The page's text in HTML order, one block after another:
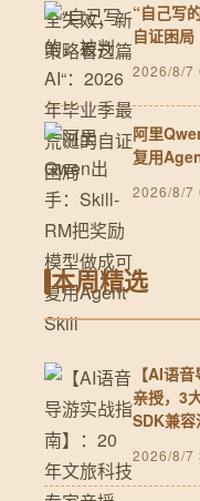
“自己写
自证困局
2026/8/7
阿里
复用
2026/8/7
本周精选
【AI语
亲授，3
SDK兼容
2026/8/7